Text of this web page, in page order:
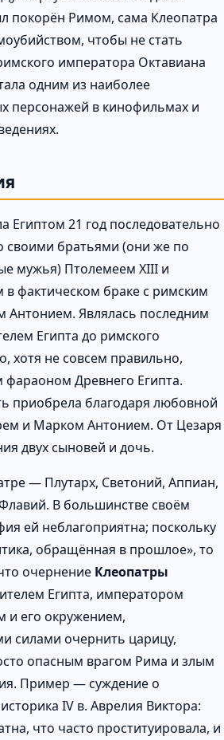
покорён Римом, сама Клеопатра
чтобы не стать
императора Октавиана
одним из наиболее
персонажей в кинофильмах и
Египтом 21 год последовательно
своими братьями (они же по
мужья) Птолемеем XIII и
в фактическом браке с римским
Антонием. Являлась последним
Египта до римского
хотя не совсем правильно,
фараоном Древнего Египта.
приобрела благодаря любовной
и Марком Антонием. От Цезаря
двух сыновей и дочь.
— Плутарх, Светоний, Аппиан,
В большинстве своём
ей неблагоприятна; поскольку
обращённая в прошлое», то
очернение Клеопатры
Египта, императором
и его окружением,
силами очернить царицу,
опасным врагом Рима и злым
Пример — суждение о
IV в. Аврелия Виктора:
что часто проституировала, и